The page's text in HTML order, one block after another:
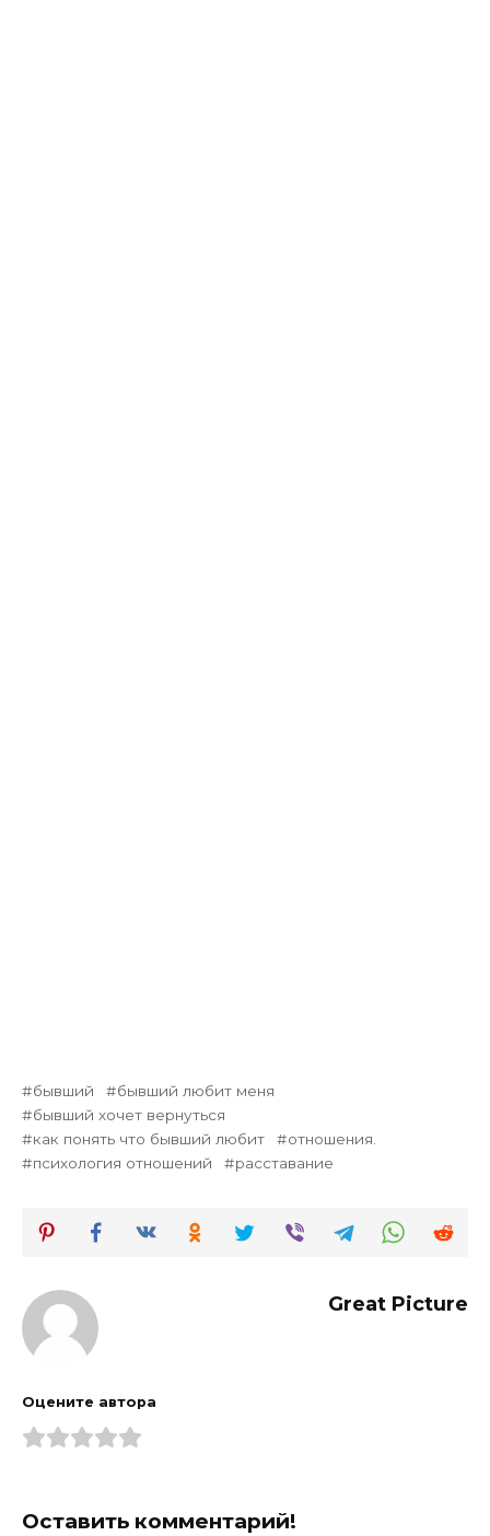
бывший
бывший любит меня
бывший хочет вернуться
как понять что бывший любит
отношения.
психология отношений
расставание
Great Picture
Оцените автора
Оставить комментарий!